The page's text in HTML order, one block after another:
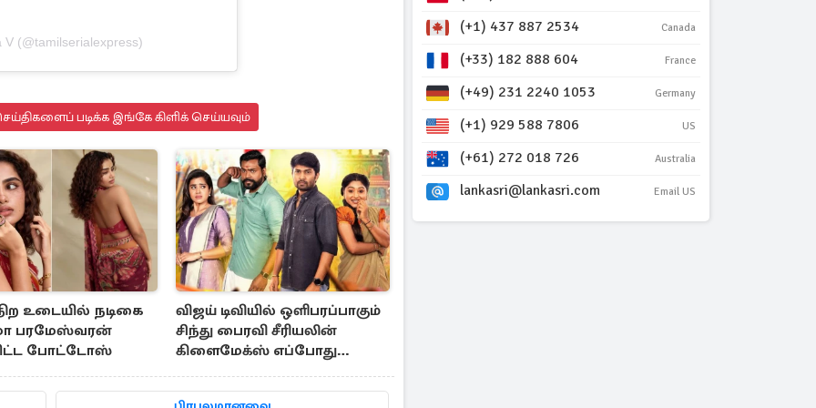
(@tamilserialexpress)
படிக்க இங்கே கிளிக் செய்யவும்
நிற உடையில் நடிகை
பரமேஸ்வரன்
போட்டோஸ்
விஜய் டிவியில் ஒளிபரப்பாகும்
சிந்து பைரவி சீரியலின்
கிளைமேக்ஸ் எப்போது
(+1) 437 887 2534 Canada
(+33) 182 888 604 France
(+49) 231 2240 1053 Germany
(+1) 929 588 7806 US
(+61) 272 018 726 Australia
lankasri@lankasri.com Email US